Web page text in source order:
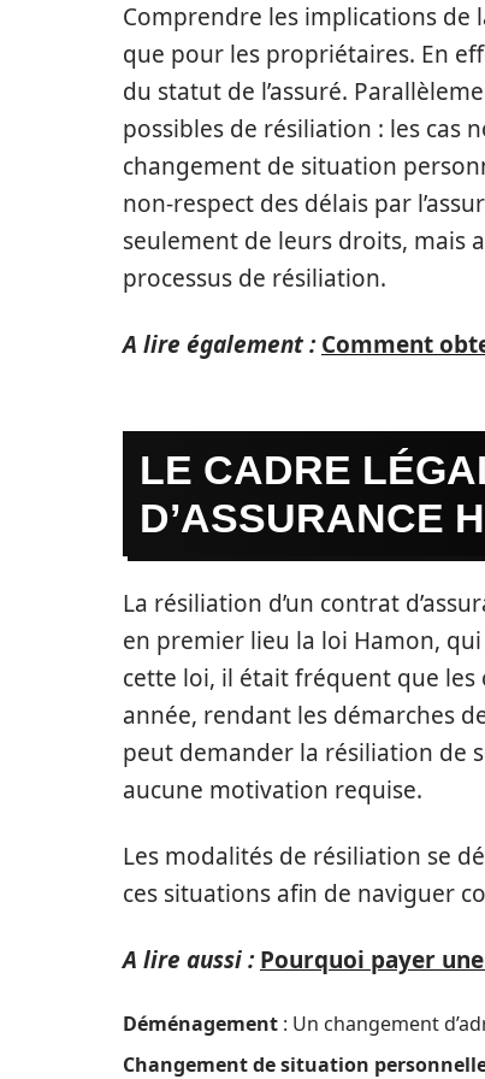
Comprendre les implications
que pour les propriétaires. En
du statut de l’assuré.
possibles de résiliation : les cas
changement de situation
non-respect des délais par
seulement de leurs droits, mais
processus de résiliation.
A lire également : Comment
LE CADRE
D’ASSURANCE
La résiliation d’un contrat
en premier lieu la loi Hamon,
cette loi, il était fréquent que
année, rendant les démarches
peut demander la résiliation de
aucune motivation requise.
Les modalités de résiliation se
ces situations afin de naviguer
A lire aussi : Pourquoi payer
Déménagement : Un changement
Changement de situation